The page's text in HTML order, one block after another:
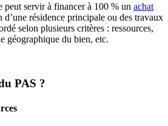
peut servir à financer à 100 % un achat
d’une résidence principale ou des travaux
selon plusieurs critères : ressources,
géographique du bien, etc.
PAS ?